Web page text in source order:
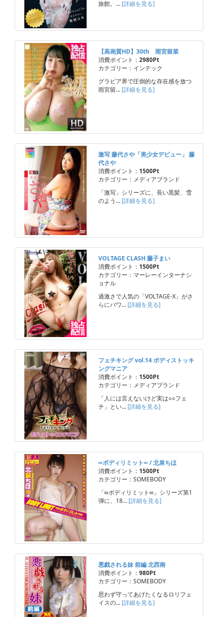
旅館。… [詳細を見る]
【高画質HD】30th 雨宮留菜
消費ポイント： 2980Pt
カテゴリー：インテック
グラビア界で圧倒的な存在感を放つ
雨宮留… [詳細を見る]
激写 藤代さや「美少女デビュー」 藤
代さや
消費ポイント： 1500Pt
カテゴリー：メディアブランド
「激写」シリーズに、長い黒髪、雪
のよう… [詳細を見る]
VOLTAGE CLASH 藤子まい
消費ポイント： 1500Pt
カテゴリー：マーレーインターナシ
ョナル
過激さで人気の「VOLTAGE-X」がさ
らにパワ… [詳細を見る]
フェチキング vol.14 ボディストッキ
ングマニア
消費ポイント： 1500Pt
カテゴリー：メディアブランド
「人には言えないけど実は○○フェ
チ」とい… [詳細を見る]
∞ボディリミット∞ / 北泉ちほ
消費ポイント： 1500Pt
カテゴリー：SOMEBODY
「∞ボディリミット∞」シリーズ第1
弾に、18… [詳細を見る]
悪戯される妹 前編 北西南
消費ポイント： 980Pt
カテゴリー：SOMEBODY
思わず守ってあげたくなるロリフェ
イスの… [詳細を見る]